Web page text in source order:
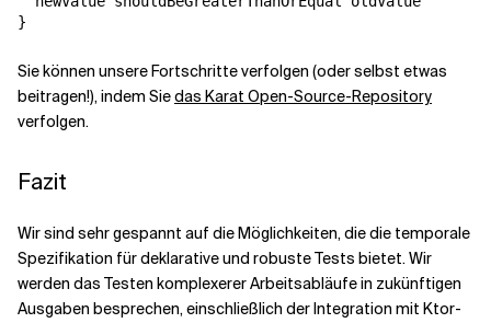
}
Sie können unsere Fortschritte verfolgen (oder selbst etwas
beitragen!), indem Siedas Karat Open-Source-Repository
verfolgen.
Fazit
Wir sind sehr gespannt auf die Möglichkeiten, die die temporale
Spezifikation für deklarative und robuste Tests bietet. Wir
werden das Testen komplexerer Arbeitsabläufe in zukünftigen
Ausgaben besprechen, einschließlich der Integration mit Ktor-